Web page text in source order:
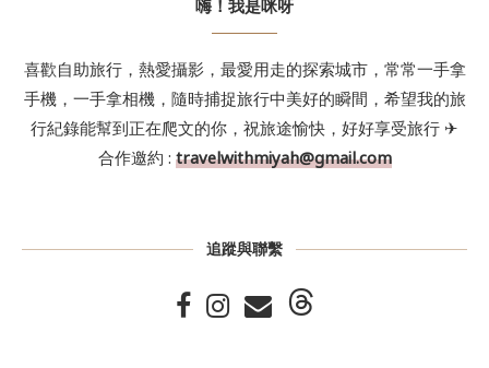
嗨！我是咪呀
喜歡自助旅行，熱愛攝影，最愛用走的探索城市，常常一手拿
手機，一手拿相機，隨時捕捉旅行中美好的瞬間，希望我的旅
行紀錄能幫到正在爬文的你，祝旅途愉快，好好享受旅行 ✈
合作邀約 : travelwithmiyah@gmail.com
追蹤與聯繫